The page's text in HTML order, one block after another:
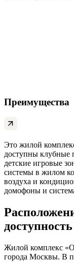
Преимущества
Это жилой
доступны клубные
детские игровые
системы в жилом
воздуха и
домофоны и
доступность
Жилой комплекс
города Москвы. В